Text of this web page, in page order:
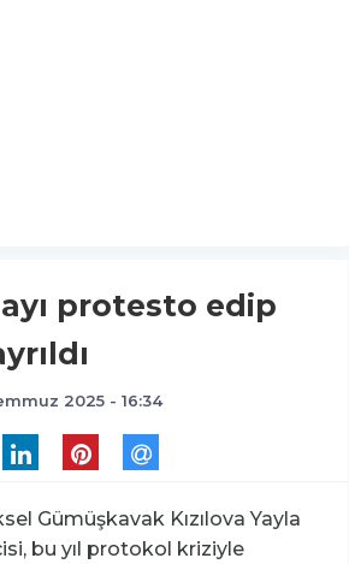
protesto edip
2025 - 16:34
Gümüşkavak Kızılova Yayla
bu yıl protokol kriziyle